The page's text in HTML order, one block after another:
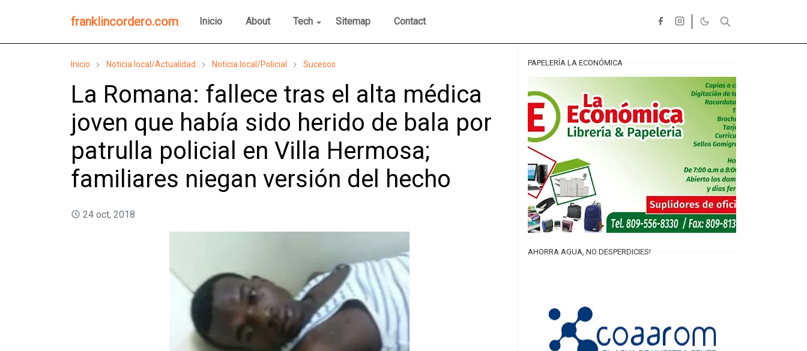
franklincordero.com Inicio About Tech Sitemap Contact
Inicio Noticia local/Actualidad Noticia local/Policial Sucesos
La Romana: fallece tras el alta médica
joven que había sido herido de bala por
patrulla policial en Villa Hermosa;
familiares niegan versión del hecho
24 oct, 2018
PAPELERÍA LA ECONÓMICA
AHORRA AGUA, NO DESPERDICIES!